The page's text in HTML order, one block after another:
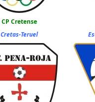
CP Cretense
Cretas-Teruel